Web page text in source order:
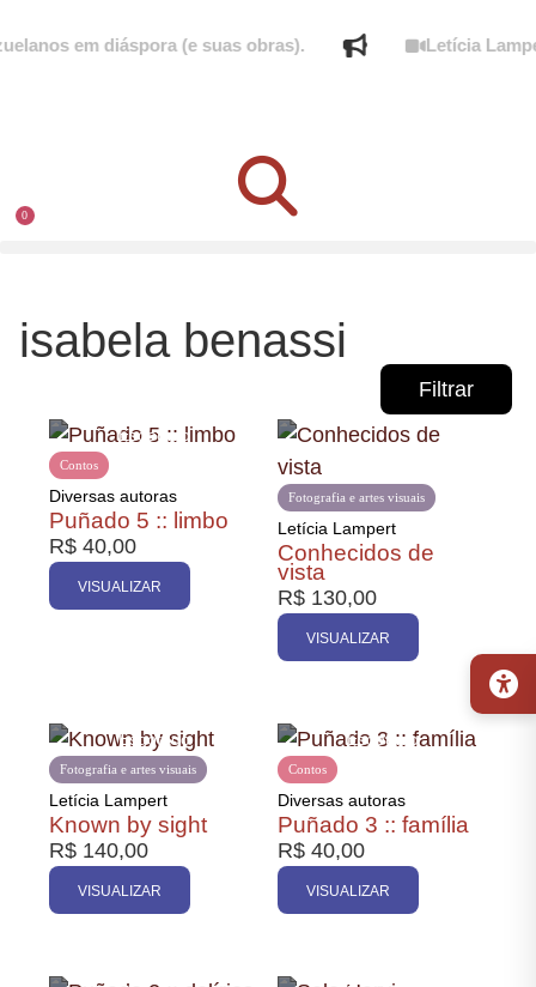
em diáspora (e suas obras). Letícia
0
isabela benassi
Filtrar
Promoção
Contos
Diversas autoras
Puñado 5 :: limbo
R$ 40,00
VISUALIZAR
Fotografia e artes visuais
Letícia Lampert
Conhecidos de
vista
R$ 130,00
VISUALIZAR
Fotografia e artes visuais
Letícia Lampert
Known by sight
R$ 140,00
VISUALIZAR
Contos
Diversas autoras
Puñado 3 :: família
R$ 40,00
VISUALIZAR